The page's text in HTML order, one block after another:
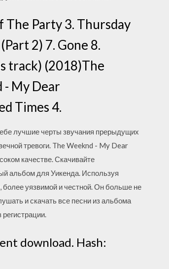
The Party 3. Thursday
2) 7. Gone 8.
track) (2018)The
- My Dear
Times 4.
лучшие черты звучания прерыдущих
тревоги. The Weeknd - My Dear
качестве. Скачивайте
альбом для Уикенда. Используя
более уязвимой и честной. Он больше не
и скачать все песни из альбома
download. Hash: